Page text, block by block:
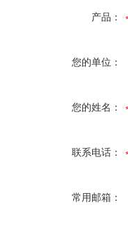
产品：
您的单位：
您的姓名：
联系电话：
常用邮箱：